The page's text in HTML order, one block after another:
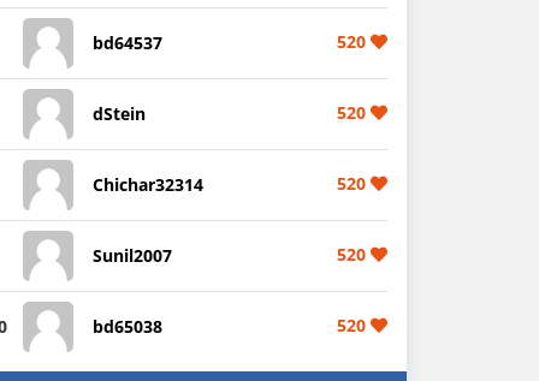
bd64537 520
dStein 520
Chichar32314 520
Sunil2007 520
bd65038 520